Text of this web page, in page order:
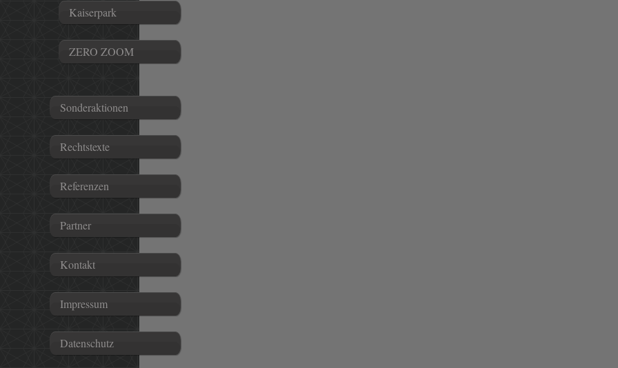
Kaiserpark
ZERO ZOOM
Sonderaktionen
Rechtstexte
Referenzen
Partner
Kontakt
Impressum
Datenschutz